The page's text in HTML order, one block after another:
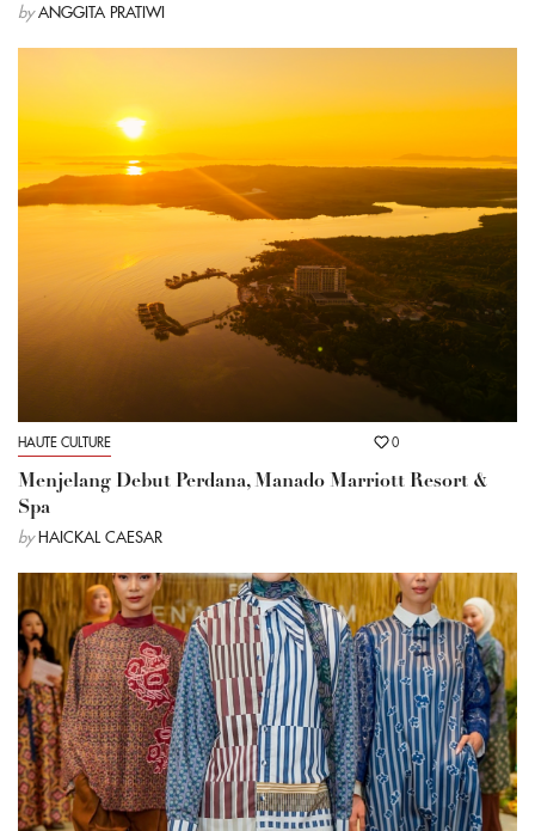
by ANGGITA PRATIWI
HAUTE CULTURE 0
Menjelang Debut Perdana, Manado Marriott Resort &
Spa
by HAICKAL CAESAR